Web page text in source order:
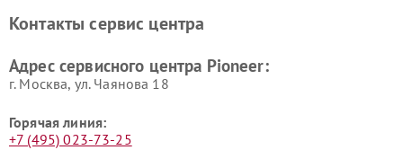
Контакты сервис центра
Адрес сервисного центра Pioneer:
г. Москва, ул. Чаянова 18
Горячая линия:
+7 (495) 023-73-25